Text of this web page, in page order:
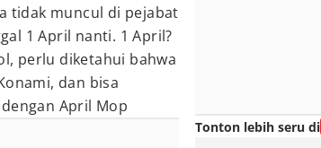
tidak muncul di pejabat
1 April nanti. 1 April?
perlu diketahui bahwa
dan bisa
April Mop
Tonton lebih seru di